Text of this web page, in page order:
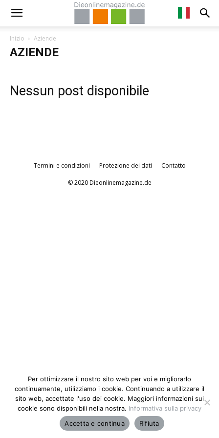
Inizio Aziende
AZIENDE
Nessun post disponibile
Termini e condizioni Protezione dei dati Contatto
© 2020 Dieonlinemagazine.de
Per ottimizzare il nostro sito web per voi e migliorarlo
continuamente, utilizziamo i cookie. Continuando a utilizzare il
sito web, accettate l'uso dei cookie. Maggiori informazioni sui
cookie sono disponibili nella nostra. Informativa sulla privacy
Accetta e continua
Rifiuta